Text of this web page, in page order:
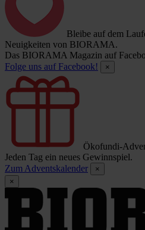
Bleibe auf dem
Neuigkeiten von BIORAMA.
Das BIORAMA Magazin auf
Folge uns auf Facebook!
×
Ökofundi-
Jeden Tag ein neues Gewinnspiel.
Zum Adventskalender
×
×